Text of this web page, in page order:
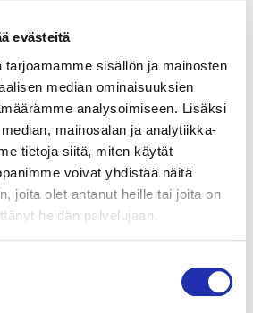
evästeitä
tarjoamamme sisällön ja mainosten
median ominaisuuksien
analysoimiseen. Lisäksi
mainosalan ja analytiikka-
tietoja siitä, miten käytät
voivat yhdistää näitä
joita olet antanut heille tai joita on
heidän palvelujaan.
sijaitsee Tampereen
Tuulensuun talossa
30.Tarjoamme
ainutlaatuisessa
tervetuloa!
– käteinen